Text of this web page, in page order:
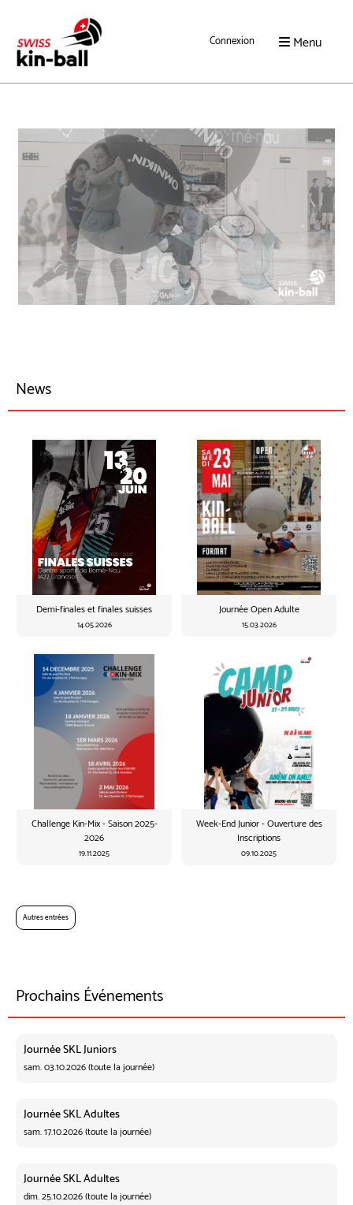
Connexion Menu
News
Demi-finales et finales suisses
14.05.2026
Journée Open Adulte
15.03.2026
Challenge Kin-Mix - Saison 2025-
2026
19.11.2025
Week-End Junior - Ouverture des
Inscriptions
09.10.2025
Autres entrées
Prochains Événements
Journée SKL Juniors
sam. 03.10.2026 (toute la journée)
Journée SKL Adultes
sam. 17.10.2026 (toute la journée)
Journée SKL Adultes
dim. 25.10.2026 (toute la journée)